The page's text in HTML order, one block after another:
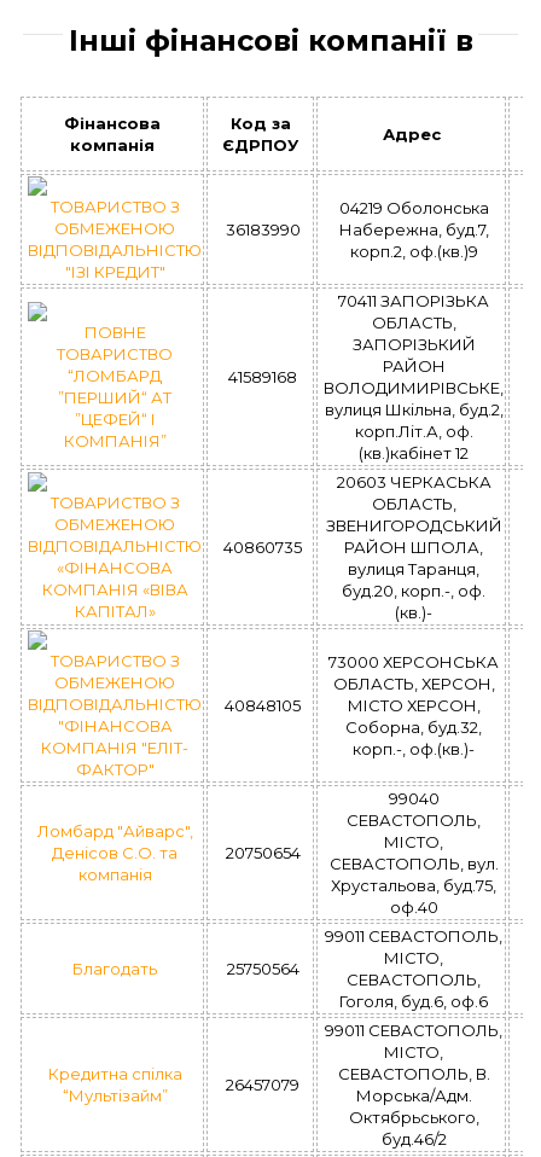
Інші фінансові компанії в
Фінансова
компанія
Код за
ЄДРПОУ
Адрес
ТОВАРИСТВО З
ОБМЕЖЕНОЮ
ВІДПОВІДАЛЬНІСТЮ
"ІЗІ КРЕДИТ"
36183990
04219 Оболонська
Набережна, буд.7,
корп.2, оф.(кв.)9
ПОВНЕ
ТОВАРИСТВО
“ЛОМБАРД
”ПЕРШИЙ“ АТ
”ЦЕФЕЙ“ І
КОМПАНІЯ”
41589168
70411 ЗАПОРІЗЬКА
ОБЛАСТЬ,
ЗАПОРІЗЬКИЙ
РАЙОН
ВОЛОДИМИРІВСЬКЕ,
вулиця Шкільна, буд.2,
корп.Літ.А, оф.
(кв.)кабінет 12
ТОВАРИСТВО З
ОБМЕЖЕНОЮ
ВІДПОВІДАЛЬНІСТЮ
«ФІНАНСОВА
КОМПАНІЯ «ВІВА
КАПІТАЛ»
40860735
20603 ЧЕРКАСЬКА
ОБЛАСТЬ,
ЗВЕНИГОРОДСЬКИЙ
РАЙОН ШПОЛА,
вулиця Таранця,
буд.20, корп.-, оф.
(кв.)-
ТОВАРИСТВО З
ОБМЕЖЕНОЮ
ВІДПОВІДАЛЬНІСТЮ
"ФІНАНСОВА
КОМПАНІЯ "ЕЛІТ-
ФАКТОР"
40848105
73000 ХЕРСОНСЬКА
ОБЛАСТЬ, ХЕРСОН,
МІСТО ХЕРСОН,
Соборна, буд.32,
корп.-, оф.(кв.)-
Ломбард "Айварс",
Денісов С.О. та
компанія
20750654
99040
СЕВАСТОПОЛЬ,
МІСТО,
СЕВАСТОПОЛЬ, вул.
Хрустальова, буд.75,
оф.40
Благодать 25750564
99011 СЕВАСТОПОЛЬ,
МІСТО,
СЕВАСТОПОЛЬ,
Гоголя, буд.6, оф.6
Кредитна спілка
“Мультізайм”
26457079
99011 СЕВАСТОПОЛЬ,
МІСТО,
СЕВАСТОПОЛЬ, В.
Морська/Адм.
Октябрьського,
буд.46/2